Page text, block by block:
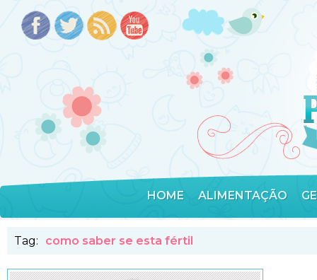
HOME ALIMENTAÇÃO
Tag: como saber se esta fértil